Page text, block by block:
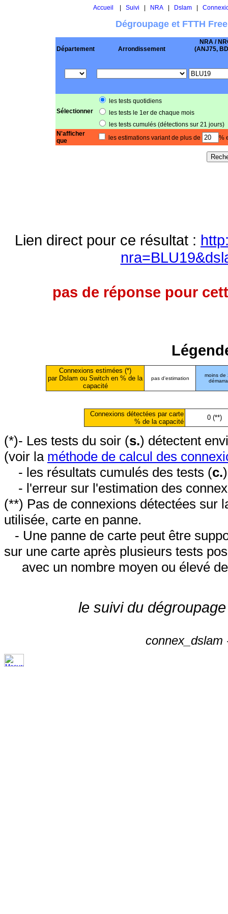
Accueil Suivi NRA| Dslam|
Dégroupage et FTTH
Département Arrondissement
NRA /
(ANJ75,
Sélectionner
les tests quotidiens
les tests le 1er de chaque mois
les tests cumulés (détections sur 21 jours)
N'afficher
que
les estimations variant de plus de %
Lien direct pour ce résultat :
pas de réponse pour
Connexions estimées (*)
par Dslam ou Switch en % de la
capacité
pas d'estimation
moins de
Connexions détectées par carte
% de la capacité
0 (**)
(*)- Les tests du soir (s.) détectent
(voir la méthode de calcul des
- les résultats cumulés des tests (c.
- l'erreur sur l'estimation des
(**) Pas de connexions détectées sur
utilisée, carte en panne.
- Une panne de carte peut être
sur une carte après plusieurs tests
avec un nombre moyen ou élevé
le suivi du
connex_dslam